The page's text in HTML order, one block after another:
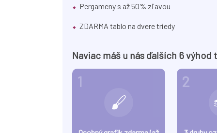
Pergameny s až 50% zľavou
ZDARMA tablo na dvere triedy
Naviac máš u nás ďalších 6 výhod
1 2